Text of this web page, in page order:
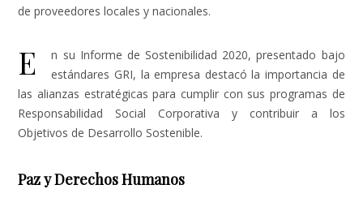
de proveedores locales y nacionales.
E
n su Informe de Sostenibilidad 2020, presentado bajo
estándares GRI, la empresa destacó la importancia de
las alianzas estratégicas para cumplir con sus programas de
Responsabilidad Social Corporativa y contribuir a los
Objetivos de Desarrollo Sostenible.
Paz y Derechos Humanos